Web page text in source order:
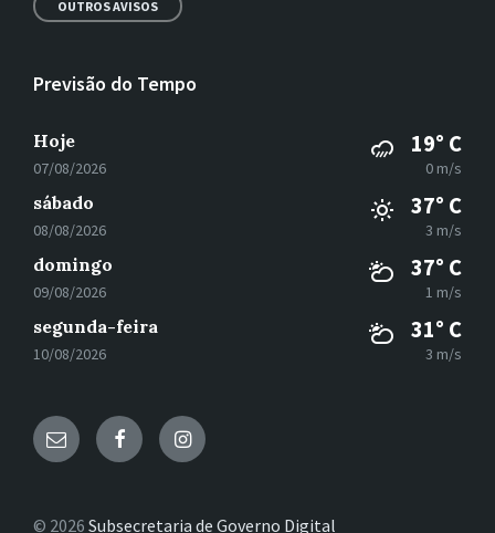
OUTROS AVISOS
Previsão do Tempo
Hoje
07/08/2026
19° C
0 m/s
sábado
08/08/2026
37° C
3 m/s
domingo
09/08/2026
37° C
1 m/s
segunda-feira
10/08/2026
31° C
3 m/s
E- FacebookInstagram
© 2026 Subsecretaria de Governo Digital